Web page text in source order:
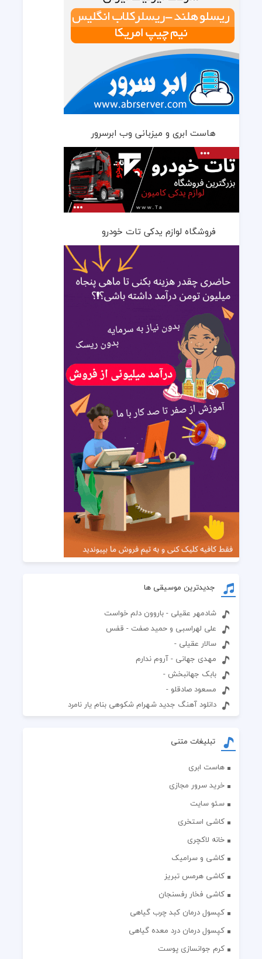
هاست ابری و میزبانی وب ابرسرور
فروشگاه لوازم یدکی تات خودرو
جدیدترین موسیقی ها
شادمهر عقیلی - باروون دلم خواست
علی لهراسبی و حمید صفت - قفس
سالار عقیلی -
مهدی جهانی - آروم ندارم
بابک جهانبخش -
مسعود صادقلو -
دانلود آهنگ جدید شهرام شکوهی بنام یار نامرد
تبلیغات متنی
هاست ابری
خرید سرور مجازی
سئو سایت
کاشی استخری
خانه لاکچری
کاشی و سرامیک
کاشی هرمس تبریز
کاشی فخار رفسنجان
کپسول درمان کبد چرب گیاهی
کپسول درمان درد معده گیاهی
کرم جوانسازی پوست